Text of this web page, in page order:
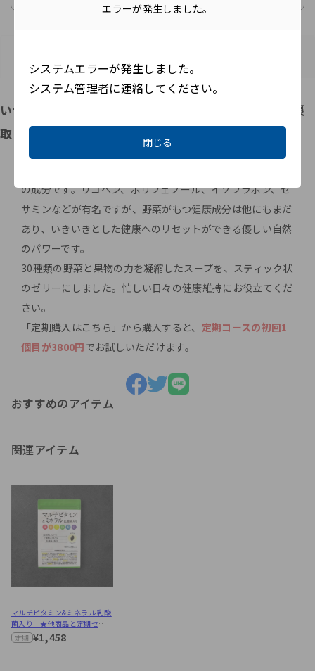
いつでもどこでも、61種のファイトケミカルを手軽に摂
取
の成分です。リコペン、ポリフェノール、イソフラボン、セ
サミンなどが有名ですが、野菜がもつ健康成分は他にもまだ
あり、いきいきとした健康へのリセットができる優しい自然
のパワーです。
30種類の野菜と果物の力を凝縮したスープを、スティック状
のゼリーにしました。忙しい日々の健康維持にお役立てくだ
さい。
「定期購入はこちら」から購入すると、 定期コースの初回1
個目が3800円でお試しいただけます。
おすすめのアイテム
関連アイテム
マルチビタミン&ミネラル 乳酸
菌入り ★他商品と定期セット
購入で40%OFF★
定期 ¥1,458
エラーが発生しました。
システムエラーが発生しました。
システム管理者に連絡してください。
閉じる